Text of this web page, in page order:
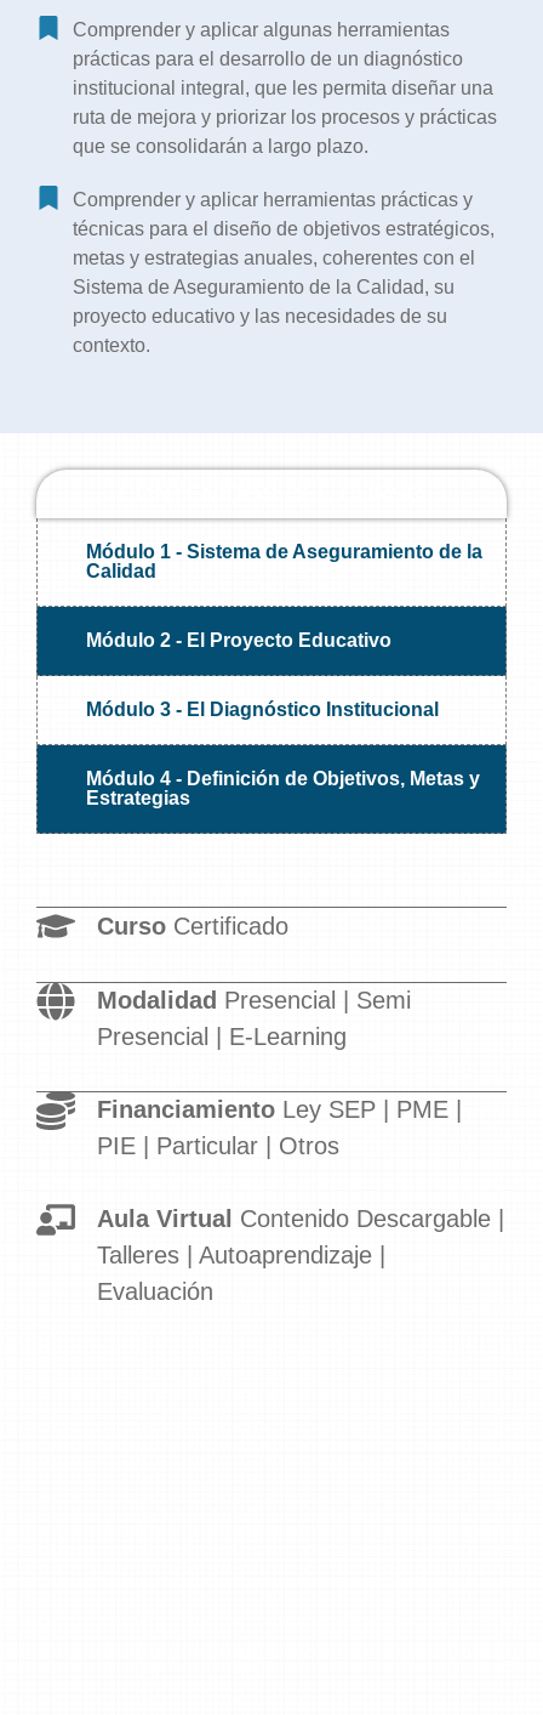
Comprender y aplicar algunas herramientas
prácticas para el desarrollo de un diagnóstico
institucional integral, que les permita diseñar una
ruta de mejora y priorizar los procesos y prácticas
que se consolidarán a largo plazo.
Comprender y aplicar herramientas prácticas y
técnicas para el diseño de objetivos estratégicos,
metas y estrategias anuales, coherentes con el
Sistema de Aseguramiento de la Calidad, su
proyecto educativo y las necesidades de su
contexto.
Módulo 1 - Sistema de Aseguramiento de la
Calidad
Módulo 2 - El Proyecto Educativo
Módulo 3 - El Diagnóstico Institucional
Módulo 4 - Definición de Objetivos, Metas y
Estrategias
Curso Certificado
Modalidad Presencial | Semi
Presencial | E-Learning
Financiamiento Ley SEP | PME |
PIE | Particular | Otros
Aula Virtual Contenido Descargable |
Talleres | Autoaprendizaje |
Evaluación